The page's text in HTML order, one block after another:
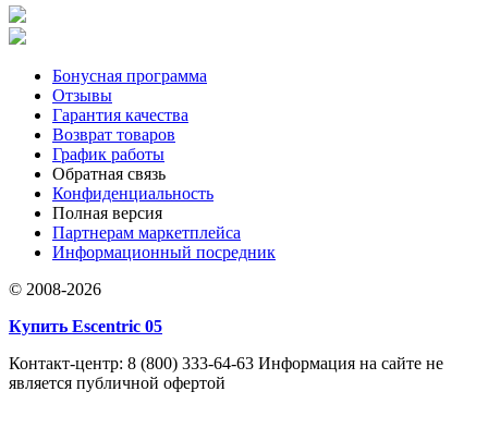
Бонусная программа
Отзывы
Гарантия качества
Возврат товаров
График работы
Обратная связь
Конфиденциальность
Полная версия
Партнерам маркетплейса
Информационный посредник
© 2008-2026
Купить Escentric 05
Контакт-центр: 8 (800) 333-64-63 Информация на сайте не
является публичной офертой